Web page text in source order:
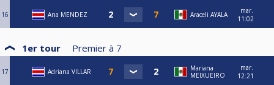
16 Ana MENDEZ Araceli AYALA
mar.
11:02
1er tour Premier à 7
17 Adriana VILLAR
Mariana
MEIXUEIRO
mar.
12:21